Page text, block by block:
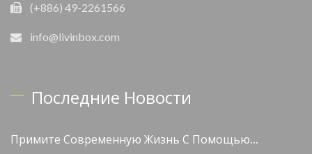
(+886) 49-2261566
info@livinbox.com
Последние Новости
Примите Современную Жизнь С Помощью...